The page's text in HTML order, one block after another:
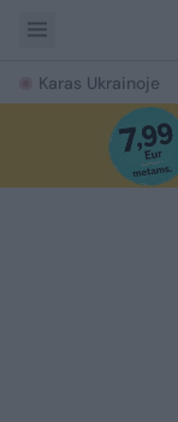
Karas Ukrainoje